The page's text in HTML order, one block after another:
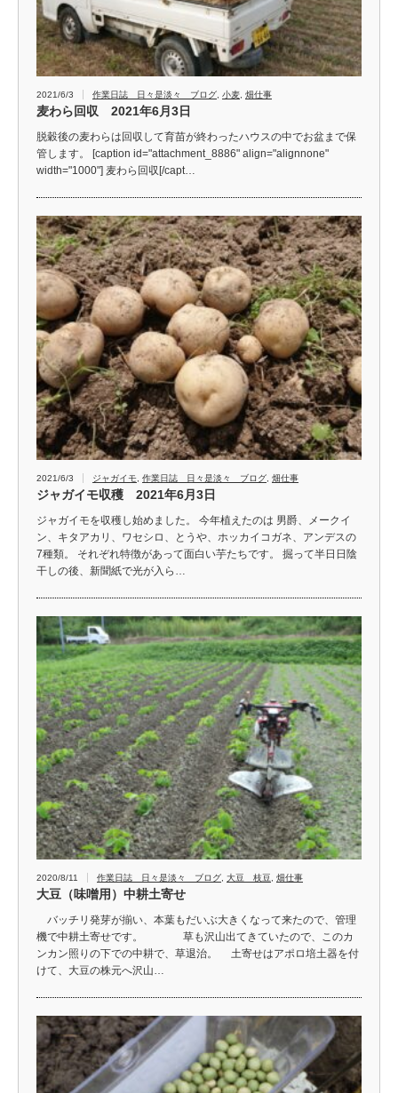
2021/6/3 作業日誌 日々是淡々 ブログ 小麦 畑仕事
麦わら回収 2021年6月3日
脱穀後の麦わらは回収して育苗が終わったハウスの中でお盆まで保
管します。 [caption id="attachment_8886" align="alignnone"
width="1000"] 麦わら回収[/capt…
2021/6/3 ジャガイモ 作業日誌 日々是淡々 ブログ 畑仕事
ジャガイモ収穫 2021年6月3日
ジャガイモを収穫し始めました。 今年植えたのは 男爵、メークイ
ン、キタアカリ、ワセシロ、とうや、ホッカイコガネ、アンデスの
7種類。 それぞれ特徴があって面白い芋たちです。 掘って半日日陰
干しの後、新聞紙で光が入ら…
2020/8/11 作業日誌 日々是淡々 ブログ 大豆 枝豆 畑仕事
大豆（味噌用）中耕土寄せ
バッチリ発芽が揃い、本葉もだいぶ大きくなって来たので、管理
機で中耕土寄せです。 草も沢山出てきていたので、このカ
ンカン照りの下での中耕で、草退治。 土寄せはアポロ培土器を付
けて、大豆の株元へ沢山…